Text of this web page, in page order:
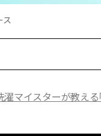
ス
濯マイスターが教え